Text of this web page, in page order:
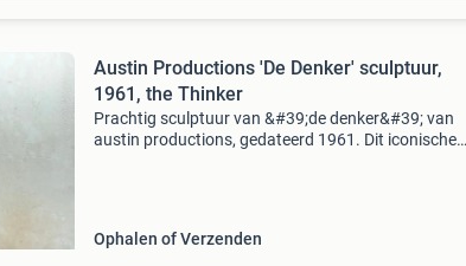
Austin Productions 'De Denker' sculptuur,
1961, the Thinker
Prachtig sculptuur van &#39;de denker&#39; van
austin productions, gedateerd 1961. Dit iconische
Ophalen of Verzenden